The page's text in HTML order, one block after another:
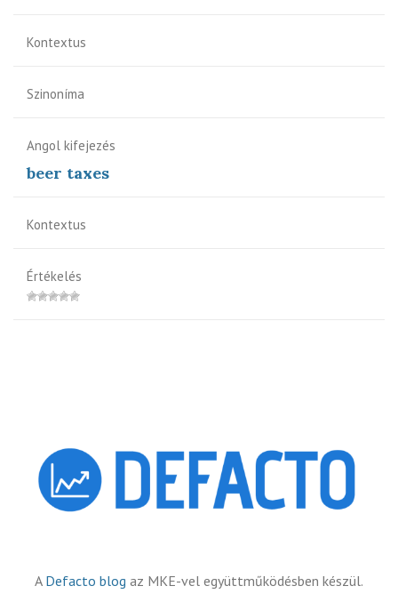
Kontextus
Szinoníma
Angol kifejezés
beer taxes
Kontextus
Értékelés
A Defacto blog az MKE-vel együttműködésben készül.